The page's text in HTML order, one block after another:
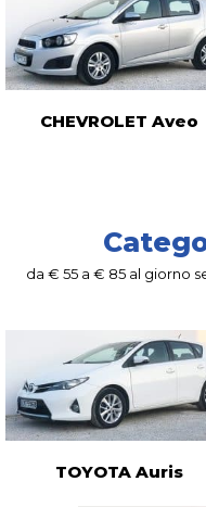
CHEVROLET Aveo
da € 55 a € 85 al giorno
TOYOTA Auris